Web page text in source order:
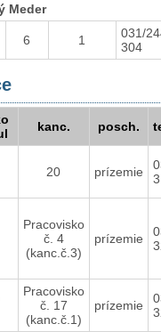
Meder
6 1
031/
304
kanc. posch.
20 prízemie
Pracovisko
č. 4
(kanc.č.3)
prízemie
Pracovisko
č. 17
(kanc.č.1)
prízemie